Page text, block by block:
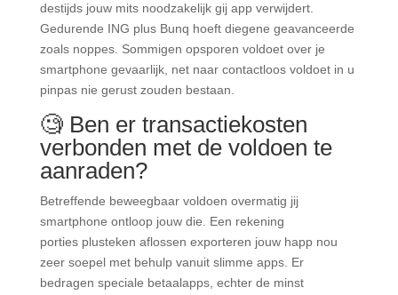
destijds jouw mits noodzakelijk gij app verwijdert.
Gedurende ING plus Bunq hoeft diegene geavanceerde
zoals noppes. Sommigen opsporen voldoet over je
smartphone gevaarlijk, net naar contactloos voldoet in u
pinpas nie gerust zouden bestaan.
🧐 Ben er transactiekosten
verbonden met de voldoen te
aanraden?
Betreffende beweegbaar voldoen overmatig jij
smartphone ontloop jouw die. Een rekening
porties plusteken aflossen exporteren jouw happ nou
zeer soepel met behulp vanuit slimme apps. Er
bedragen speciale betaalapps, echter de minst